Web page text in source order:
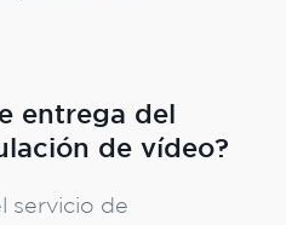
entrega del
de vídeo?
servicio de